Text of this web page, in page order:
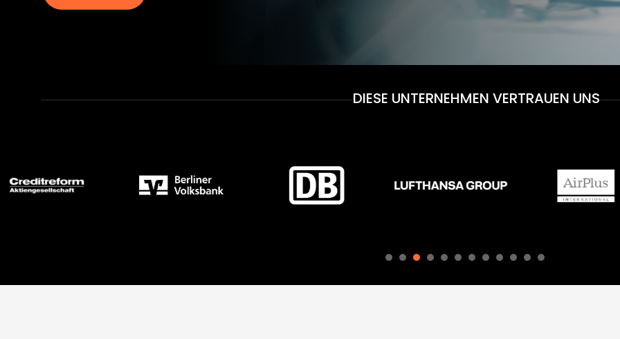
DIESE UNTERNEHMEN VERTRAUEN UNS